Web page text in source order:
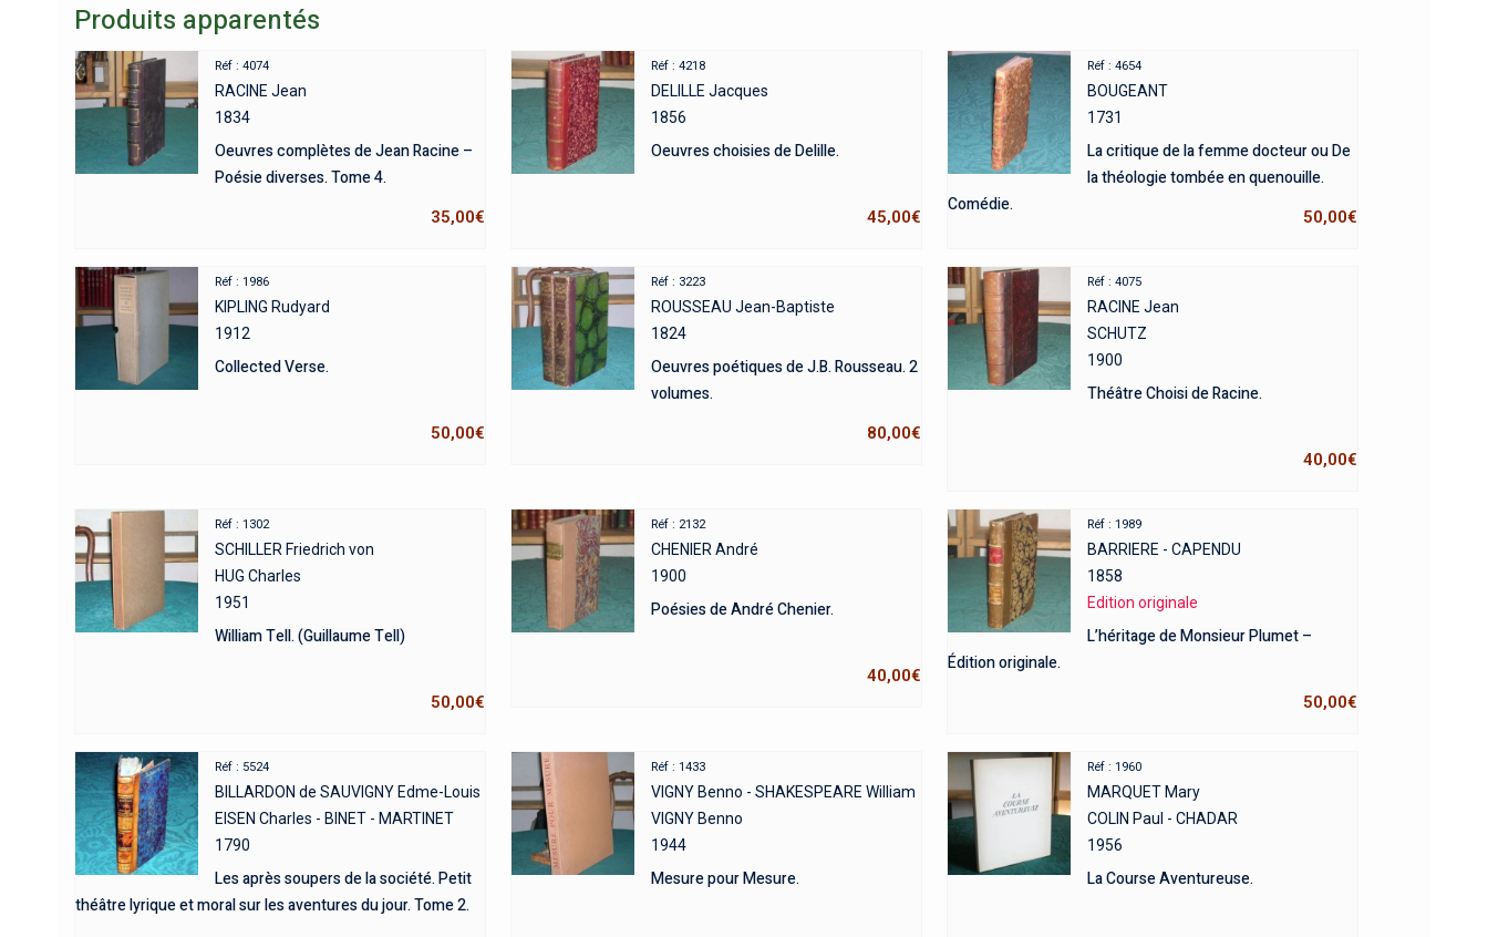
Produits apparentés
Réf : 4074
RACINE Jean
1834
Oeuvres complètes de Jean Racine –
Poésie diverses. Tome 4.
35,00€
Réf : 4218
DELILLE Jacques
1856
Oeuvres choisies de Delille.
45,00€
Réf : 4654
BOUGEANT
1731
La critique de la femme docteur ou De
la théologie tombée en quenouille.
Comédie.
50,00€
Réf : 1986
KIPLING Rudyard
1912
Collected Verse.
50,00€
Réf : 3223
ROUSSEAU Jean-Baptiste
1824
Oeuvres poétiques de J.B. Rousseau. 2
volumes.
80,00€
Réf : 4075
RACINE Jean
SCHUTZ
1900
Théâtre Choisi de Racine.
40,00€
Réf : 1302
SCHILLER Friedrich von
HUG Charles
1951
William Tell. (Guillaume Tell)
50,00€
Réf : 2132
CHENIER André
1900
Poésies de André Chenier.
40,00€
Réf : 1989
BARRIERE - CAPENDU
1858
Edition originale
L’héritage de Monsieur Plumet –
Édition originale.
50,00€
Réf : 5524
BILLARDON de SAUVIGNY Edme-Louis
EISEN Charles - BINET - MARTINET
1790
Les après soupers de la société. Petit
théâtre lyrique et moral sur les aventures du jour. Tome 2.
Réf : 1433
VIGNY Benno - SHAKESPEARE William
VIGNY Benno
1944
Mesure pour Mesure.
Réf : 1960
MARQUET Mary
COLIN Paul - CHADAR
1956
La Course Aventureuse.